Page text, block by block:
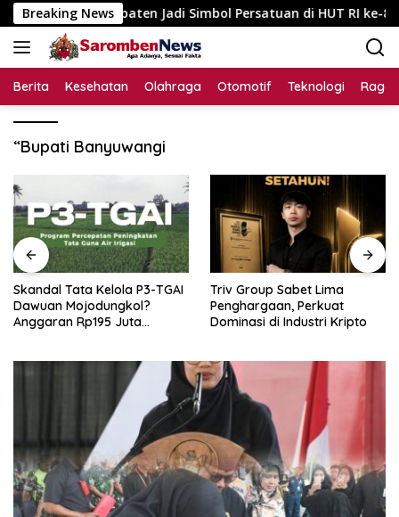
Langsung
ke
konten
Breaking News
Kabupaten Jadi Simbol Persatuan di HUT RI ke-81
Berita Kesehatan Olahraga Otomotif Teknologi
“Bupati Banyuwangi
Skandal Tata Kelola P3-TGAI
Dawuan Mojodungkol?
Anggaran Rp195 Juta
Swakelola Petani
Triv Group Sabet Lima
Penghargaan, Perkuat
Dominasi di Industri Kripto